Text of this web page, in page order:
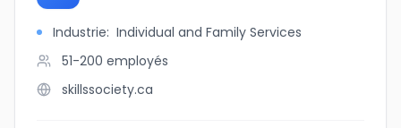
Industrie: Individual and Family Services
51-200 employés
skillssociety.ca